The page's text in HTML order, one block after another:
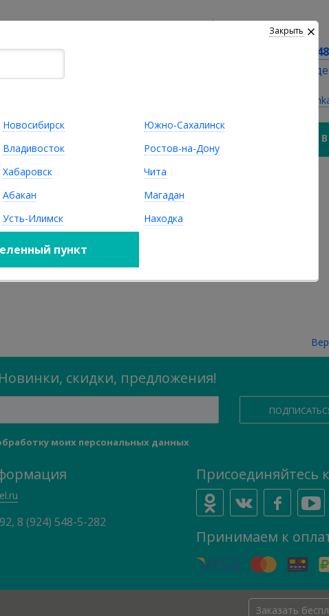
покупателю Полезная информация
8 (924)
тех.
МЕБЕЛЬ НА
МЕТАЛЛОКАРКАСЕ
скидки, предложения!
моих персональных данных
8 (924) 548-5-282
Присоединяйтесь
Принимаем к
Заказать
Закрыть
Новосибирск
Южно-Сахалинск
Владивосток
Ростов-на-Дону
Хабаровск
Чита
Абакан
Магадан
Усть-Илимск Находка
пункт